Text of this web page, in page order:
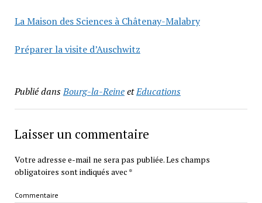
La Maison des Sciences à Châtenay-Malabry
Préparer la visite d’Auschwitz
Publié dansBourg-la-ReineetEducations
Laisser un commentaire
Votre adresse e-mail ne sera pas publiée.Les champs
obligatoires sont indiqués avec *
Commentaire